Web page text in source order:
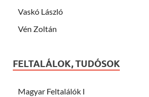
Vaskó László
Vén Zoltán
FELTALÁLOK, TUDÓSOK
Magyar Feltalálók I